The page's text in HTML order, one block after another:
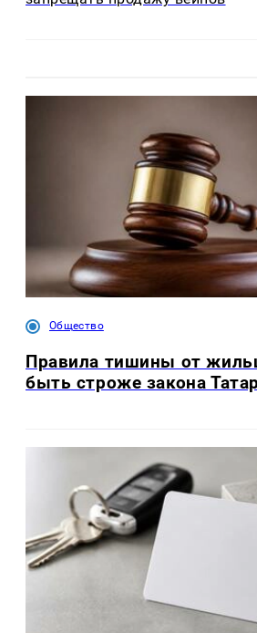
Общество
Правила тишины от
быть строже закона